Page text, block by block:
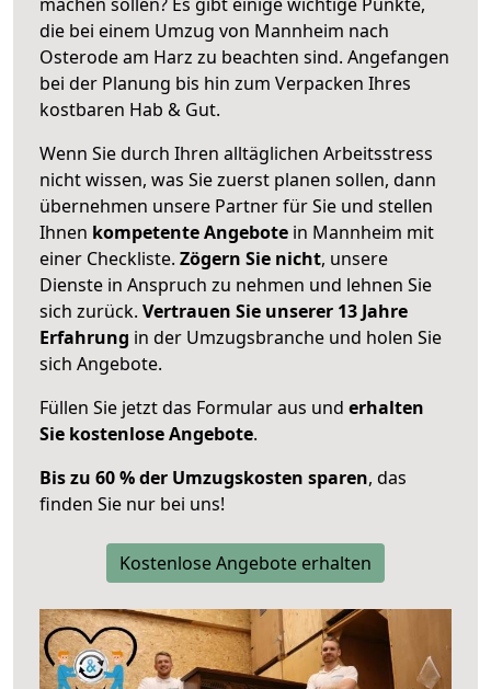
die bei einem Umzug von Mannheim nach
Osterode am Harz zu beachten sind. Angefangen
bei der Planung bis hin zum Verpacken Ihres
kostbaren Hab & Gut.
Wenn Sie durch Ihren alltäglichen Arbeitsstress
nicht wissen, was Sie zuerst planen sollen, dann
übernehmen unsere Partner für Sie und stellen
Ihnen kompetente Angebote in Mannheim mit
einer Checkliste. Zögern Sie nicht, unsere
Dienste in Anspruch zu nehmen und lehnen Sie
sich zurück. Vertrauen Sie unserer 13 Jahre
Erfahrung in der Umzugsbranche und holen Sie
sich Angebote.
Füllen Sie jetzt das Formular aus und erhalten
Sie kostenlose Angebote.
Bis zu 60 % der Umzugskosten sparen, das
finden Sie nur bei uns!
Kostenlose Angebote erhalten